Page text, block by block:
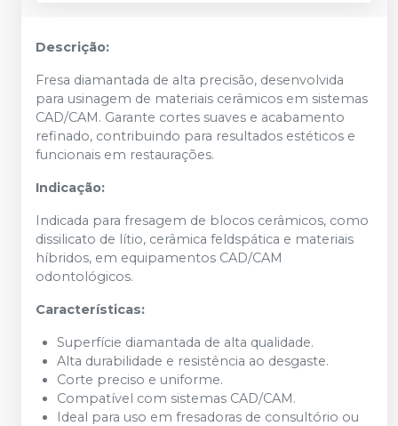
Descrição:
Fresa diamantada de alta precisão, desenvolvida
para usinagem de materiais cerâmicos em sistemas
CAD/CAM. Garante cortes suaves e acabamento
refinado, contribuindo para resultados estéticos e
funcionais em restaurações.
Indicação:
Indicada para fresagem de blocos cerâmicos, como
dissilicato de lítio, cerâmica feldspática e materiais
híbridos, em equipamentos CAD/CAM
odontológicos.
Características:
Superfície diamantada de alta qualidade.
Alta durabilidade e resistência ao desgaste.
Corte preciso e uniforme.
Compatível com sistemas CAD/CAM.
Ideal para uso em fresadoras de consultório ou